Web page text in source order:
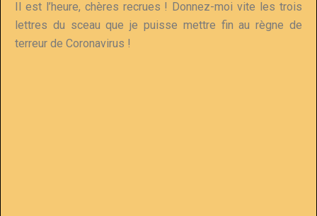
Il est l’heure, chères recrues ! Donnez-moi vite les trois
lettres du sceau que je puisse mettre fin au règne de
terreur de Coronavirus !